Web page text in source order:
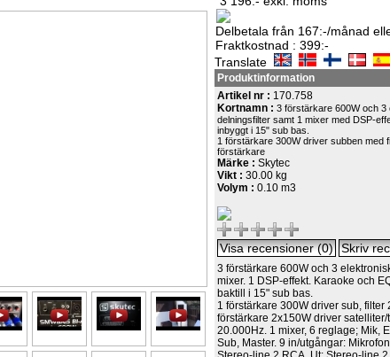
Delbetala från 167:-/månad
Fraktkostnad : 399:-
Translate
Produktinformation
Artikel nr : 170.758
Kortnamn :3 förstärkare 600W och 3
delningsfilter samt 1 mixer med DSP-
inbyggt i 15" sub bas.
1 förstärkare 300W driver subben med
förstärkare
Märke :Skytec
Vikt :30.00 kg
Volym :0.10 m3
3 förstärkare 600W och 3
mixer. 1 DSP-effekt. Karaoke och
baktill i 15" sub bas.
1 förstärkare 300W driver sub, filter
förstärkare 2x150W driver
20.000Hz. 1 mixer, 6 reglage; Mik,
Sub, Master. 9 in/utgångar: